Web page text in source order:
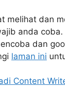
melihat dan
anda
dan
laman ini
Content